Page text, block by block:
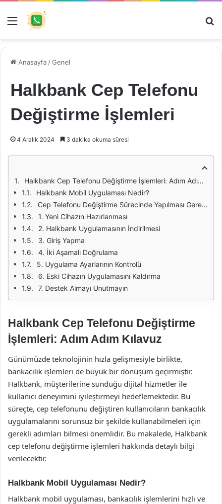
Menü
Anasayfa /Genel
Halkbank Cep Telefonu
Değiştirme İşlemleri
4 Aralık 2024 3 dakika okuma süresi
Halkbank Cep Telefonu Değiştirme İşlemleri: Adım Adım Kılavuz
Halkbank Mobil Uygulaması Nedir?
Cep Telefonu Değiştirme Sürecinde Yapılması Gerekenler
1. Yeni Cihazın Hazırlanması
2. Halkbank Uygulamasının İndirilmesi
3. Giriş Yapma
4. İki Aşamalı Doğrulama
5. Uygulama Ayarlarının Kontrolü
6. Eski Cihazın Uygulamasını Kaldırma
7. Destek Almayı Unutmayın
Halkbank Cep Telefonu Değiştirme
İşlemleri: Adım Adım Kılavuz
Günümüzde teknolojinin hızla gelişmesiyle birlikte,
bankacılık işlemleri de büyük bir dönüşüm geçirmiştir.
Halkbank, müşterilerine sunduğu dijital hizmetler ile
kullanıcı deneyimini iyileştirmeyi hedeflemektedir. Bu
süreçte, cep telefonunu değiştiren kullanıcıların bankacılık
uygulamalarını sorunsuz bir şekilde kullanabilmeleri için
gerekli adımları bilmesi önemlidir. Bu makalede, Halkbank
cep telefonu değiştirme işlemleri hakkında detaylı bilgi
verilecektir.
Halkbank Mobil Uygulaması Nedir?
Halkbank mobil uygulaması, bankacılık işlemlerini hızlı ve